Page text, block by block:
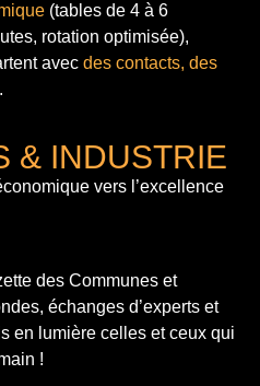
(tables de 4 à 6
rotation optimisée),
avec des contacts, des
.
& INDUSTRIE
vers l’excellence
des Communes et
échanges d’experts et
en lumière celles et ceux qui
!